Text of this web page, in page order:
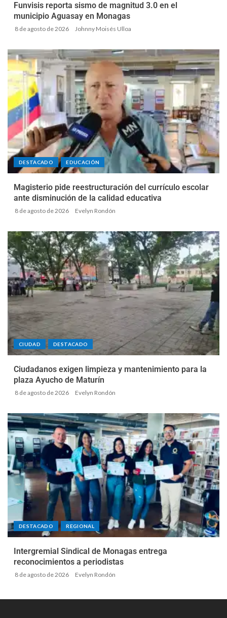
Funvisis reporta sismo de magnitud 3.0 en el
municipio Aguasay en Monagas
8 de agosto de 2026 Johnny Moisés Ulloa
DESTACADO EDUCACIÓN
Magisterio pide reestructuración del currículo escolar
ante disminución de la calidad educativa
8 de agosto de 2026 Evelyn Rondón
CIUDAD DESTACADO
Ciudadanos exigen limpieza y mantenimiento para la
plaza Ayucho de Maturín
8 de agosto de 2026 Evelyn Rondón
DESTACADO REGIONAL
Intergremial Sindical de Monagas entrega
reconocimientos a periodistas
8 de agosto de 2026 Evelyn Rondón